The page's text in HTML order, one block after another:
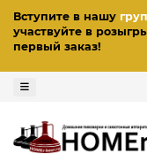
Вступите в нашу
участвуйте в
первый заказ!